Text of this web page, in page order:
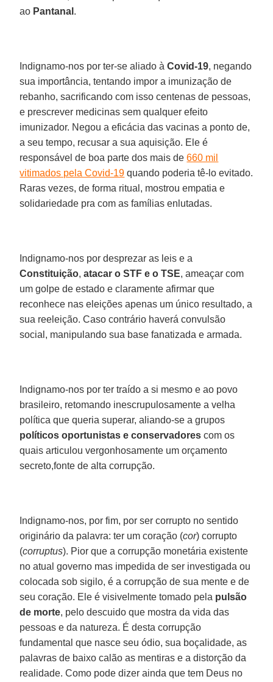
ao Pantanal .
Indignamo-nos por ter-se aliado àCovid-19, negando
sua importância, tentando impor a imunização de
rebanho, sacrificando com isso centenas de pessoas,
e prescrever medicinas sem qualquer efeito
imunizador. Negou a eficácia das vacinas a ponto de,
a seu tempo, recusar a sua aquisição. Ele é
responsável de boa parte dos mais de660 mil
vitimados pela Covid-19 quando poderia tê-lo evitado.
Raras vezes, de forma ritual, mostrou empatia e
solidariedade pra com as famílias enlutadas.
Indignamo-nos por desprezar as leis e a
Constituição,atacar o STF e o TSE, ameaçar com
um golpe de estado e claramente afirmar que
reconhece nas eleições apenas um único resultado, a
sua reeleição. Caso contrário haverá convulsão
social, manipulando sua base fanatizada e armada.
Indignamo-nos por ter traído a si mesmo e ao povo
brasileiro, retomando inescrupulosamente a velha
política que queria superar, aliando-se a grupos
políticos oportunistas e conservadores com os
quais articulou vergonhosamente um orçamento
secreto,fonte de alta corrupção.
Indignamo-nos, por fim, por ser corrupto no sentido
originário da palavra: ter um coração (cor) corrupto
(corruptus). Pior que a corrupção monetária existente
no atual governo mas impedida de ser investigada ou
colocada sob sigilo, é a corrupção de sua mente e de
seu coração. Ele é visivelmente tomado pela pulsão
de morte, pelo descuido que mostra da vida das
pessoas e da natureza. É desta corrupção
fundamental que nasce seu ódio, sua boçalidade, as
palavras de baixo calão as mentiras e a distorção da
realidade. Como pode dizer ainda que tem Deus no